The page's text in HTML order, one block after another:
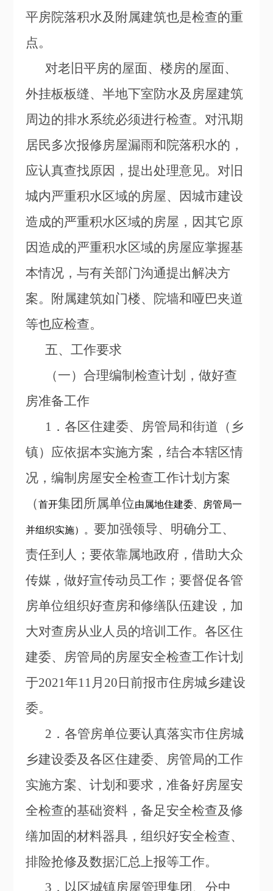
平房院落积水及附属建筑也是检查的重
点。
对老旧平房的屋面、楼房的屋面、
外挂板板缝、半地下室防水及房屋建筑
周边的排水系统必须进行检查。对汛期
居民多次报修房屋漏雨和院落积水的，
应认真查找原因，提出处理意见。对旧
城内严重积水区域的房屋、因城市建设
造成的严重积水区域的房屋，因其它原
因造成的严重积水区域的房屋应掌握基
本情况，与有关部门沟通提出解决方
案。附属建筑如门楼、院墙和哑巴夹道
等也应检查。
五、工作要求
（一）合理编制检查计划，做好查
房准备工作
1 ．各区住建委、房管局和街道（乡
镇）应依据本实施方案，结合本辖区情
况，编制房屋安全检查工作计划方案
（首开集团所属单位由属地住建委、房管局一
并组织实施）。要加强领导、明确分工、
责任到人；要依靠属地政府，借助大众
传媒，做好宣传动员工作；要督促各管
房单位组织好查房和修缮队伍建设，加
大对查房从业人员的培训工作。各区住
建委、房管局的房屋安全检查工作计划
于2021年11月20日前报市住房城乡建设
委。
2 ．各管房单位要认真落实市住房城
乡建设委及各区住建委、房管局的工作
实施方案、计划和要求，准备好房屋安
全检查的基础资料，备足安全检查及修
缮加固的材料器具，组织好安全检查、
排险抢修及数据汇总上报等工作。
3 ．以区城镇房屋管理集团、分中